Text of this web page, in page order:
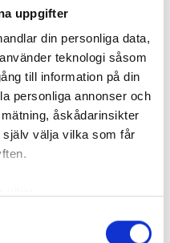
uppgifter
din personliga data,
teknologi såsom
till information på din
personliga annonser och
åskådarinsikter
välja vilka som får
på upp till flera meter
Foto: Privat
sina andra
bott i huset i 15 år.
under lång tid. Hur